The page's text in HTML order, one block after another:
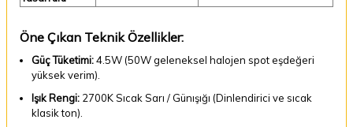
Öne Çıkan Teknik Özellikler:
Güç Tüketimi:4.5W (50W geleneksel halojen spot eşdeğeri
yüksek verim).
Işık Rengi: 2700K Sıcak Sarı / Günışığı (Dinlendirici ve sıcak
klasik ton).